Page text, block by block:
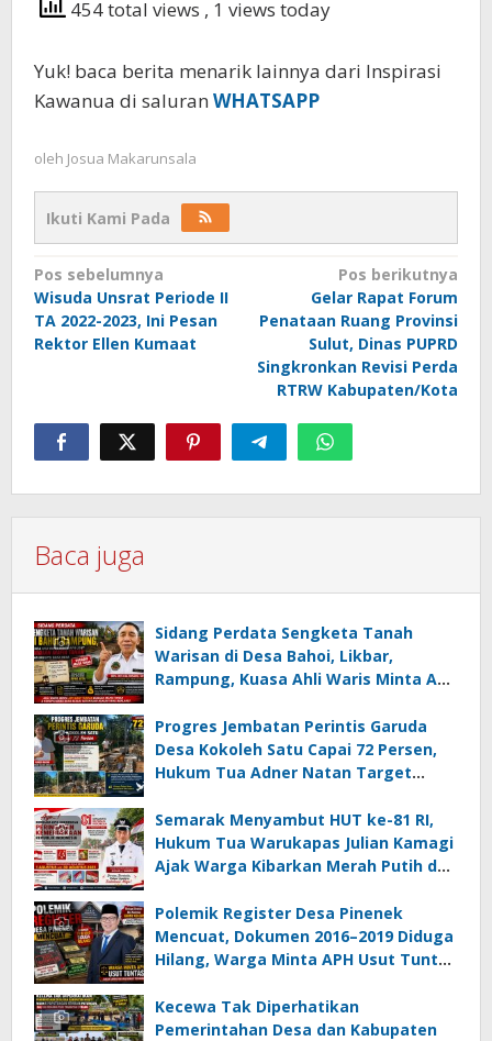
454 total views , 1 views today
Yuk! baca berita menarik lainnya dari Inspirasi
Kawanua di saluran WHATSAPP
oleh Josua Makarunsala
Ikuti Kami Pada
Navigasi
pos
Pos sebelumnya
Wisuda Unsrat Periode II
TA 2022-2023, Ini Pesan
Rektor Ellen Kumaat
Pos berikutnya
Gelar Rapat Forum
Penataan Ruang Provinsi
Sulut, Dinas PUPRD
Singkronkan Revisi Perda
RTRW Kabupaten/Kota
Baca juga
Sidang Perdata Sengketa Tanah
Warisan di Desa Bahoi, Likbar,
Rampung, Kuasa Ahli Waris Minta APH
Korupsi Dandes
Progres Jembatan Perintis Garuda
Desa Kokoleh Satu Capai 72 Persen,
Hukum Tua Adner Natan Target
Semarak Menyambut HUT ke-81 RI,
Hukum Tua Warukapas Julian Kamagi
Ajak Warga Kibarkan Merah Putih dan
Polemik Register Desa Pinenek
Mencuat, Dokumen 2016–2019 Diduga
Hilang, Warga Minta APH Usut Tuntas
Kumtua HK
Kecewa Tak Diperhatikan
Pemerintahan Desa dan Kabupaten